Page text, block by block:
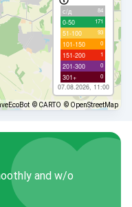
с/д 84
0-50 171
51-100 93
101-150 0
151-200 1
201-300 0
301+ 0
07.08.2026, 11:00
© CARTO © OpenStreetMap
and w/o